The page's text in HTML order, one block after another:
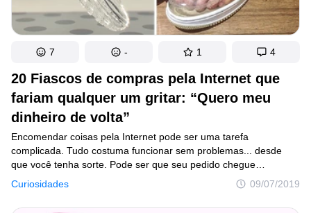
20 Fiascos de compras pela Internet que
fariam qualquer um gritar: “Quero meu
dinheiro de volta”
Curiosidades 09/07/2019
Encomendar coisas pela Internet pode ser uma tarefa
complicada. Tudo costuma funcionar sem problemas... desde
que você tenha sorte. Pode ser que seu pedido chegue
exatamente como deveria, impedindo que você conheça
os problemas pelos quais passam outros clientes não tão
sortudos assim. Eles podem receber desde uma peça
7 - 1 4